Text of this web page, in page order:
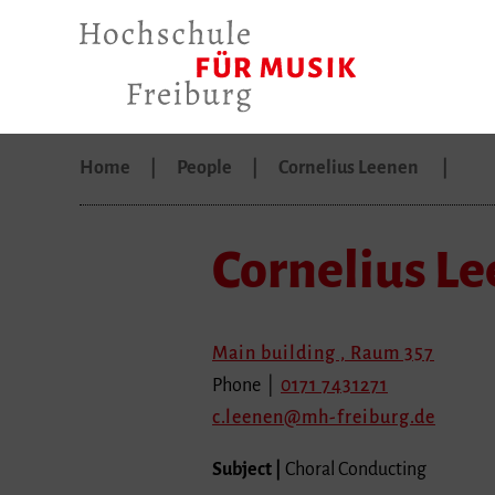
Home People Cornelius Leenen
Cornelius
Main building , Raum 357
Phone | 0171 7431271
c.leenen
mh-freiburg.de
Subject | Choral Conducting